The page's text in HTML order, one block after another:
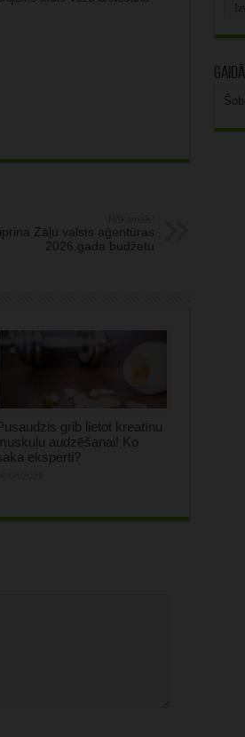
Zāļu valsts aģentūras
2026.gada budžetu
grib lietot kreatīnu
audzēšanai! Ko
eksperti?